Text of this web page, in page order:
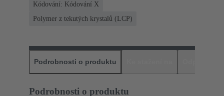
Kódování: Kódování X
Polymer z tekutých krystalů (LCP)
Podrobnosti o produktu
Podrobnosti o produktu